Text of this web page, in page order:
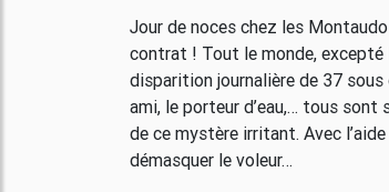
Jour de noces chez les
contrat ! Tout le monde, excepté
disparition journalière de 37 sous
ami, le porteur d’eau,… tous sont
de ce mystère irritant. Avec
démasquer le voleur…